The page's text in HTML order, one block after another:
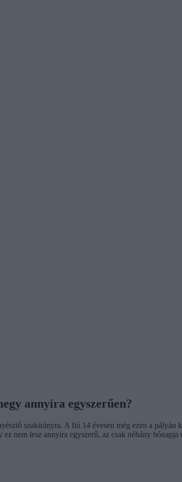
annyira egyszerűen?
szakirányra. A fiú 14 évesen még ezen a
nem lesz annyira egyszerű, az csak néhány hónapja